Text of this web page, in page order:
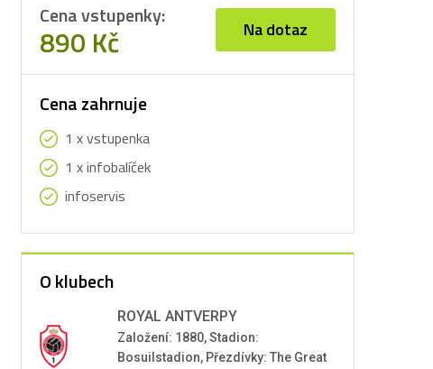
Cena vstupenky:
890 Kč Na dotaz
Cena zahrnuje
1 x vstupenka
1 x infobalíček
infoservis
O klubech
ROYAL ANTVERPY
Založení: 1880, Stadion:
Bosuilstadion, Přezdívky: The Great